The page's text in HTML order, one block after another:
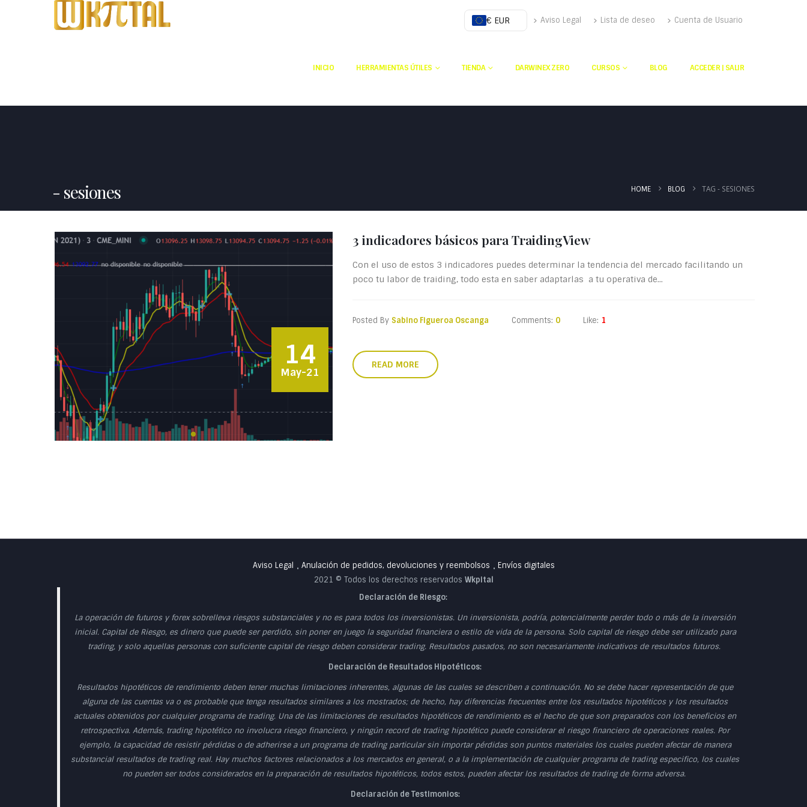
€ EUR Aviso Legal Lista de deseo Cuenta de Usuario
INICIO HERRAMIENTAS ÚTILES TIENDA DARWINEX ZERO CURSOS BLOG ACCEDER | SALIR
sesiones HOME BLOG TAG - SESIONES
14
May-21
3 indicadores básicos para TraidingView
Con el uso de estos 3 indicadores puedes determinar la tendencia del mercado facilitando un
poco tu labor de traiding, todo esta en saber adaptarlas a tu operativa de...
Posted By Sabino Figueroa Oscanga Comments: 0 Like: 1
READ MORE
Aviso Legal • Anulación de pedidos, devoluciones y reembolsos • Envíos digitales
2021 © Todos los derechos reservados Wkpital
Declaración de Riesgo:
La operación de futuros y forex sobrelleva riesgos substanciales y no es para todos los inversionistas. Un inversionista, podría, potencialmente perder todo o más de la inversión
inicial. Capital de Riesgo, es dinero que puede ser perdido, sin poner en juego la seguridad financiera o estilo de vida de la persona. Solo capital de riesgo debe ser utilizado para
trading, y solo aquellas personas con suficiente capital de riesgo deben considerar trading. Resultados pasados, no son necesariamente indicativos de resultados futuros.
Declaración de Resultados Hipotéticos:
Resultados hipotéticos de rendimiento deben tener muchas limitaciones inherentes, algunas de las cuales se describen a continuación. No se debe hacer representación de que
alguna de las cuentas va o es probable que tenga resultados similares a los mostrados; de hecho, hay diferencias frecuentes entre los resultados hipotéticos y los resultados
actuales obtenidos por cualquier programa de trading. Una de las limitaciones de resultados hipotéticos de rendimiento es el hecho de que son preparados con los beneficios en
retrospectiva. Además, trading hipotético no involucra riesgo financiero, y ningún record de trading hipotético puede considerar el riesgo financiero de operaciones reales. Por
ejemplo, la capacidad de resistir pérdidas o de adherirse a un programa de trading particular sin importar pérdidas son puntos materiales los cuales pueden afectar de manera
substancial resultados de trading real. Hay muchos factores relacionados a los mercados en general, o a la implementación de cualquier programa de trading especifico, los cuales
no pueden ser todos considerados en la preparación de resultados hipotéticos, todos estos, pueden afectar los resultados de trading de forma adversa.
Declaración de Testimonios: